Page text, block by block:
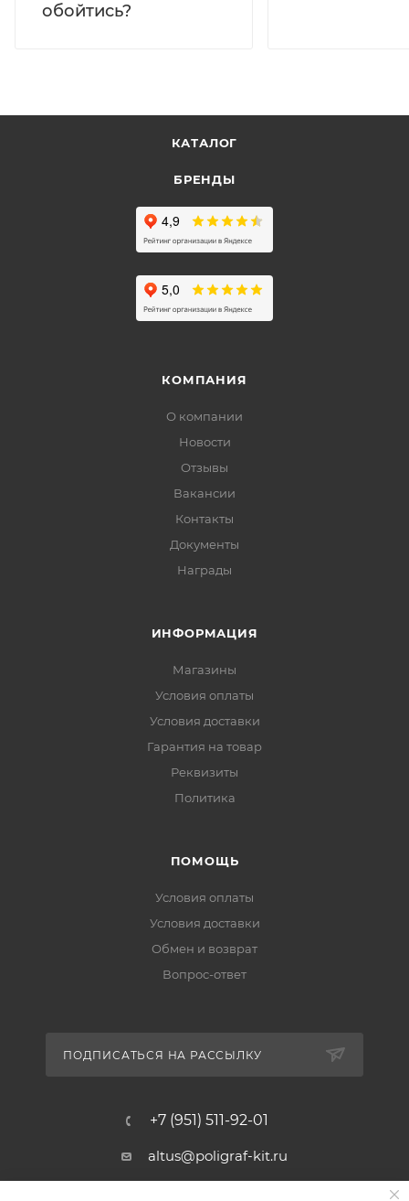
обойтись?
КАТАЛОГ
БРЕНДЫ
КОМПАНИЯ
О компании
Новости
Отзывы
Вакансии
Контакты
Документы
Награды
ИНФОРМАЦИЯ
Магазины
Условия оплаты
Условия доставки
Гарантия на товар
Реквизиты
Политика
ПОМОЩЬ
Условия оплаты
Условия доставки
Обмен и возврат
Вопрос-ответ
ПОДПИСАТЬСЯ НА РАССЫЛКУ
+7 (951) 511-92-01
altus@poligraf-kit.ru